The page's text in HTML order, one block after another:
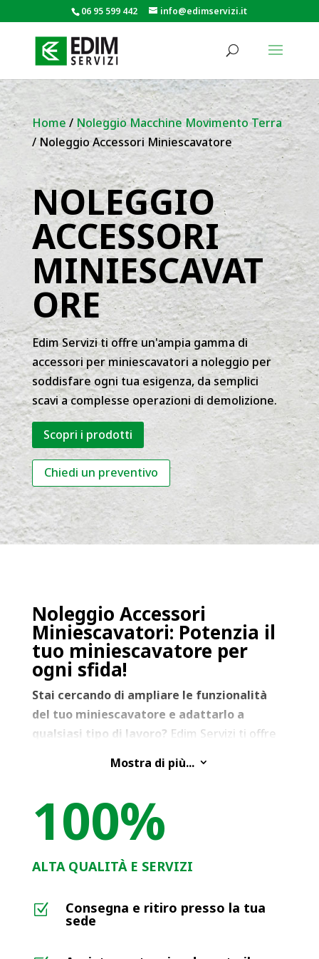
06 95 599 442 info@edimservizi.it
Home/ Noleggio Macchine Movimento Terra
/ Noleggio Accessori Miniescavatore
NOLEGGIO
ACCESSORI
MINIESCAVAT
ORE
Edim Servizi ti offre un'ampia gamma di
accessori per miniescavatori a noleggio per
soddisfare ogni tua esigenza, da semplici
scavi a complesse operazioni di demolizione.
Scopri i prodotti
Chiedi un preventivo
Noleggio Accessori
Miniescavatori: Potenzia il
tuo miniescavatore per
ogni sfida!
Stai cercando di ampliare le funzionalità
del tuo miniescavatore e adattarlo a
qualsiasi tipo di lavoro? Edim Servizi ti offre
miniescavatori a noleggio per soddisfare ogni
operazioni di demolizione.
Nella nostra flotta di noleggio troverai:
Benne:
Benne standard:per lo scavo di terra e
materiali granulari.
Mostra di più... 3
100%
ALTA QUALITÀ E SERVIZI
Z Consegna e ritiro presso la tua
sede